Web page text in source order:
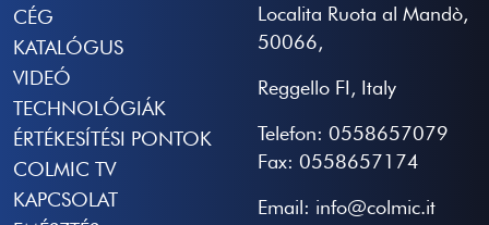
CÉG
KATALÓGUS
VIDEÓ
TECHNOLÓGIÁK
ÉRTÉKESÍTÉSI PONTOK
COLMIC TV
KAPCSOLAT
Localita Ruota al Mandò,
50066,
Reggello FI, Italy
Telefon: 0558657079
Fax: 0558657174
Email: info@colmic.it